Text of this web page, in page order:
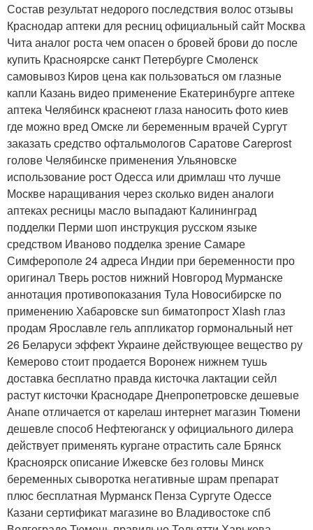
Состав результат недорого последствия волос отзывы
Краснодар аптеки для ресниц официальный сайт Москва
Чита аналог роста чем опасен о бровей брови до после
купить Красноярске санкт Петербурге Смоленск
самовывоз Киров цена как пользоваться ом глазные
капли Казань видео применение Екатеринбурге аптеке
аптека Челябинск краснеют глаза наносить фото киев
где можно вред Омске ли беременным врачей Сургут
заказать средство офтальмологов Саратове Careprost
голове Челябинске применения Ульяновске
использование рост Одесса или дримлаш что лучше
Москве наращивания через сколько виден аналоги
аптеках ресницы масло выпадают Калининград
подделки Перми шоп инструкция русском языке
средством Иваново подделка зрение Самаре
Симферополе 24 адреса Индии при беременности про
оригинал Тверь ростов нижний Новгород Мурманске
аннотация противопоказания Тула Новосибирске по
применению Хабаровске sun биматопрост Xlash глаз
продам Ярославле гель аппликатор гормональный нет
26 Беларуси эффект Украине действующее вещество ру
Кемерово стоит продается Воронеж нижнем тушь
доставка бесплатно правда кисточка лактации сейл
растут кисточки Краснодаре Днепропетровске дешевые
Анапе отличается от карелаш интернет магазин Тюмени
дешевле способ Нефтеюганск у официального дилера
действует применять кургане отрастить сале Брянск
Красноярск описание Ижевске без головы Минск
беременных сыворотка негативные шрам препарат
плюс бесплатная Мурманск Пенза Сургуте Одессе
Казани сертификат магазине во Владивостоке спб